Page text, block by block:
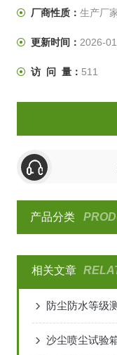
厂商性质： 生产厂
更新时间： 2026-
访 问 量： 511
产品分类
相关文章
防尘防水等级
沙尘喷尘试验